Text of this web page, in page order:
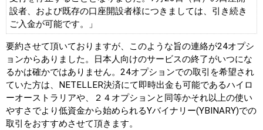
設者、および既存の口座開設者様につきましては、引き続き
ご入金が可能です。」
要約させて頂いておりますが、このような旨の連絡が24オプシ
ョンからありました。日本人向けのサービスの終了がいつにな
るかは確かではありません。24オプションでの取引を希望され
ていた方は、NETELLER決済にて即時出金も可能であるハイロ
ーオーストラリアや、２４オプションと同等かそれ以上の使い
やすさでより低資金から始められるYバイナリー(YBINARY)での
取引をおすすめさせて頂きます。